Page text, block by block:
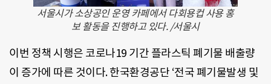
서울시가 소상공인 운영 카페에서 다회용컵 사용 홍
보 활동을 진행하고 있다. /서울시
이번 정책 시행은 코로나19 기간 플라스틱 폐기물 배출량
이 증가에 따른 것이다. 한국환경공단 ‘전국 폐기물발생 및